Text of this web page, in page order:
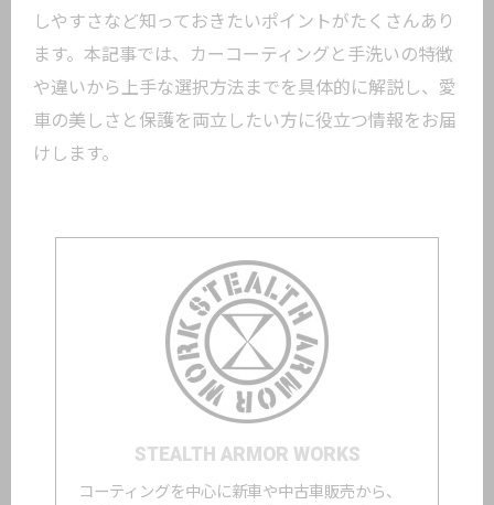
しやすさなど知っておきたいポイントがたくさんあり
ます。本記事では、カーコーティングと手洗いの特徴
や違いから上手な選択方法までを具体的に解説し、愛
車の美しさと保護を両立したい方に役立つ情報をお届
けします。
STEALTH ARMOR WORKS
コーティングを中心に新車や中古車販売から、